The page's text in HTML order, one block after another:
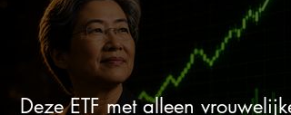
Deze ETF met alleen vrouwelijke